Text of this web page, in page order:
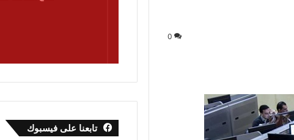
0
تابعنا على فيسبوك